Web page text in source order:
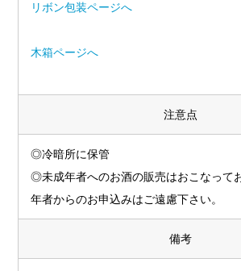
リボン包装ページへ
木箱ページへ
注意点
◎冷暗所に保管
◎未成年者へのお酒の販売はおこなって
年者からのお申込みはご遠慮下さい。
備考